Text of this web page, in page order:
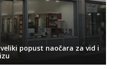
veliki popust naočara za vid i